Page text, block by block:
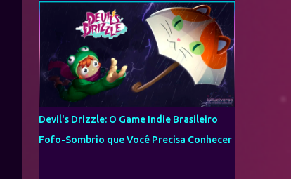
Devil's Drizzle: O Game Indie Brasileiro
Fofo-Sombrio que Você Precisa Conhecer